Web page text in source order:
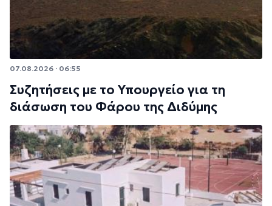
07.08.2026 · 06:55
Συζητήσεις με το Υπουργείο για τη
διάσωση του Φάρου της Διδύμης